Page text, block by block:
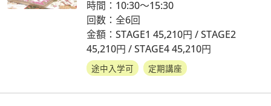
時間：10:30～15:30
回数：全6回
金額：STAGE1 45,210円 / STAGE2
45,210円 / STAGE4 45,210円
途中入学可 定期講座